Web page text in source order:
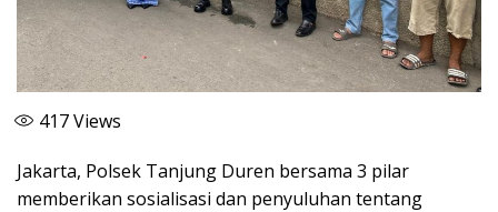
417Views
Jakarta, Polsek Tanjung Duren bersama 3 pilar
memberikan sosialisasi dan penyuluhan tentang